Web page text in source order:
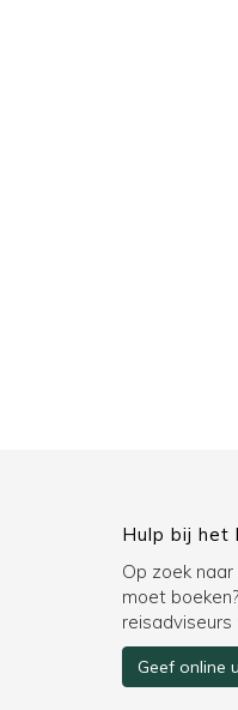
Hulp bij het
Op zoek
moet
Geef online